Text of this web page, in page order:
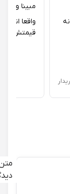
متن
دیدگاه
مبینا ولی پور:
واقعا انتظار
قیمتش